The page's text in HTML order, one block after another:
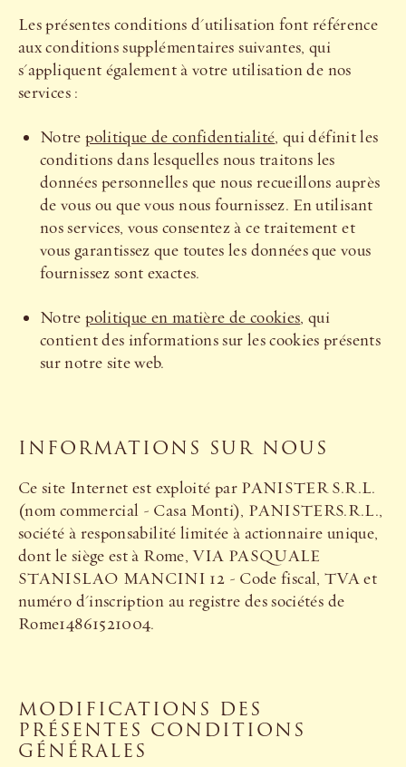
Les présentes conditions d'utilisation font référence
aux conditions supplémentaires suivantes, qui
s'appliquent également à votre utilisation de nos
services :
Notrepolitique de confidentialité, qui définit les
conditions dans lesquelles nous traitons les
données personnelles que nous recueillons auprès
de vous ou que vous nous fournissez. En utilisant
nos services, vous consentez à ce traitement et
vous garantissez que toutes les données que vous
fournissez sont exactes.
Notrepolitique en matière de cookies, qui
contient des informations sur les cookies présents
sur notre site web.
INFORMATIONS SUR NOUS
Ce site Internet est exploité par PANISTER S.R.L.
(nom commercial - Casa Monti), PANISTERS.R.L.,
société à responsabilité limitée à actionnaire unique,
dont le siège est à Rome, VIA PASQUALE
STANISLAO MANCINI 12 - Code fiscal, TVA et
numéro d'inscription au registre des sociétés de
Rome14861521004.
MODIFICATIONS DES
PRÉSENTES CONDITIONS
GÉNÉRALES